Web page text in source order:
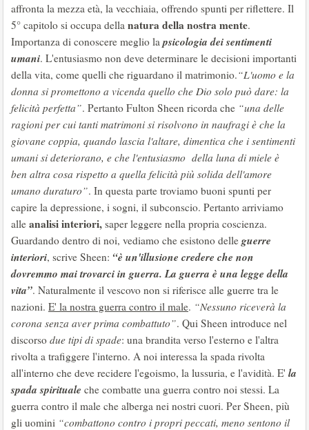
affronta la mezza età, la vecchiaia, offrendo spunti per riflettere. Il
5° capitolo si occupa della natura della nostra mente.
Importanza di conoscere meglio la psicologia dei sentimenti
umani. L'entusiasmo non deve determinare le decisioni importanti
della vita, come quelli che riguardano il matrimonio.“L'uomo e la
donna si promettono a vicenda quello che Dio solo può dare: la
felicità perfetta”. Pertanto Fulton Sheen ricorda che “una delle
ragioni per cui tanti matrimoni si risolvono in naufragi è che la
giovane coppia, quando lascia l'altare, dimentica che i sentimenti
umani si deteriorano, e che l'entusiasmo della luna di miele è
ben altra cosa rispetto a quella felicità più solida dell'amore
umano duraturo”. In questa parte troviamo buoni spunti per
capire la depressione, i sogni, il subconscio. Pertanto arriviamo
alle analisi interiori, saper leggere nella propria coscienza.
Guardando dentro di noi, vediamo che esistono delle guerre
interiori, scrive Sheen: “è un'illusione credere che non
dovremmo mai trovarci in guerra. La guerra è una legge della
vita”. Naturalmente il vescovo non si riferisce alle guerre tra le
nazioni. E' la nostra guerra contro il male. “Nessuno riceverà la
corona senza aver prima combattuto”. Qui Sheen introduce nel
discorso due tipi di spade: una brandita verso l'esterno e l'altra
rivolta a trafiggere l'interno. A noi interessa la spada rivolta
all'interno che deve recidere l'egoismo, la lussuria, e l'avidità. E' la
spada spirituale che combatte una guerra contro noi stessi. La
guerra contro il male che alberga nei nostri cuori. Per Sheen, più
gli uomini “combattono contro i propri peccati, meno sentono il